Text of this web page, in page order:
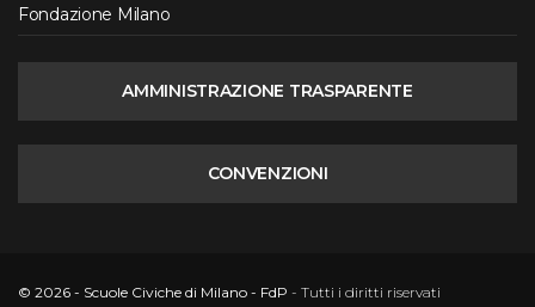
Fondazione Milano
AMMINISTRAZIONE TRASPARENTE
CONVENZIONI
© 2026 - Scuole Civiche di Milano - FdP - Tutti i diritti riservati